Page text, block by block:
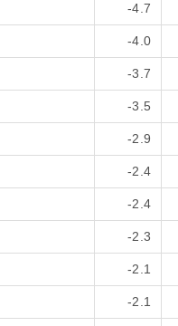
-4.7
-4.0
-3.7
-3.5
-2.9
-2.4
-2.4
-2.3
-2.1
-2.1